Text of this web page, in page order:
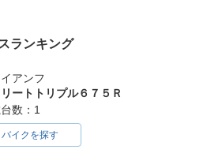
ランキング
イアンフ
ートトリプル６７５Ｒ
数：1
バイクを探す